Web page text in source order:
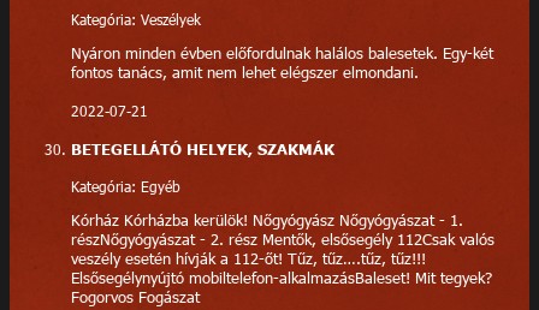
Kategória: Veszélyek
Nyáron minden évben előfordulnak halálos balesetek. Egy-két
fontos tanács, amit nem lehet elégszer elmondani.
2022-07-21
BETEGELLÁTÓ HELYEK, SZAKMÁK
Kategória: Egyéb
Kórház Kórházba kerülök! Nőgyógyász Nőgyógyászat - 1.
részNőgyógyászat - 2. rész Mentők, elsősegély 112Csak valós
veszély esetén hívják a 112-őt! Tűz, tűz….tűz, tűz!!!
Elsősegélynyújtó mobiltelefon-alkalmazásBaleset! Mit tegyek?
Fogorvos Fogászat